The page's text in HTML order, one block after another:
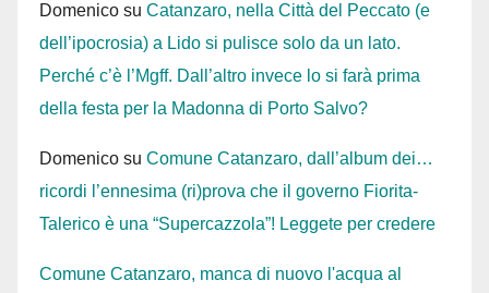
Domenico su Catanzaro, nella Città del Peccato (e
dell’ipocrosia) a Lido si pulisce solo da un lato.
Perché c’è l’Mgff. Dall’altro invece lo si farà prima
della festa per la Madonna di Porto Salvo?
Domenico su Comune Catanzaro, dall’album dei…
ricordi l’ennesima (ri)prova che il governo Fiorita-
Talerico è una “Supercazzola”! Leggete per credere
Comune Catanzaro, manca di nuovo l'acqua al